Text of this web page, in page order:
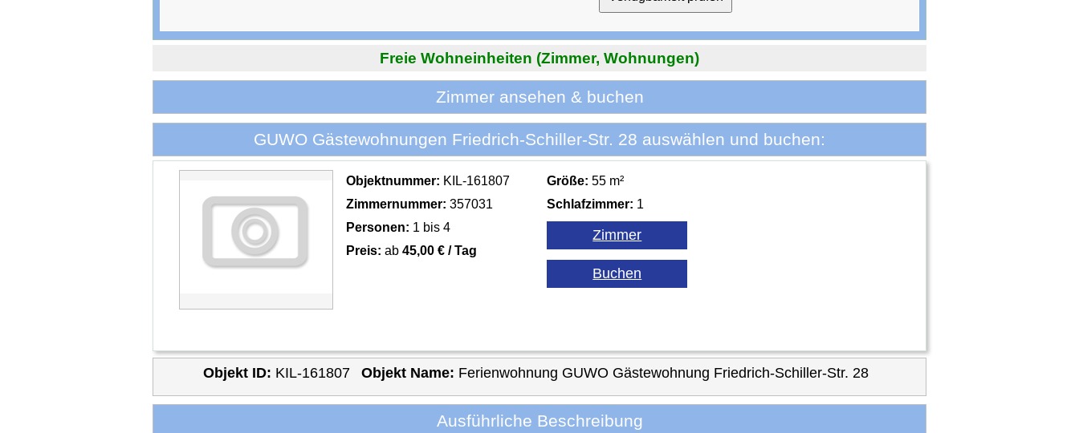
Freie Wohneinheiten (Zimmer, Wohnungen)
Zimmer ansehen & buchen
GUWO Gästewohnungen Friedrich-Schiller-Str. 28 auswählen und buchen:
Objektnummer: KIL-161807
Zimmernummer: 357031
Personen: 1 bis 4
Preis: ab45,00 € / Tag
Größe: 55 m²
Schlafzimmer: 1
Objekt ID: KIL-161807 Objekt Name: Ferienwohnung GUWO Gästewohnung Friedrich-Schiller-Str. 28
Ausführliche Beschreibung